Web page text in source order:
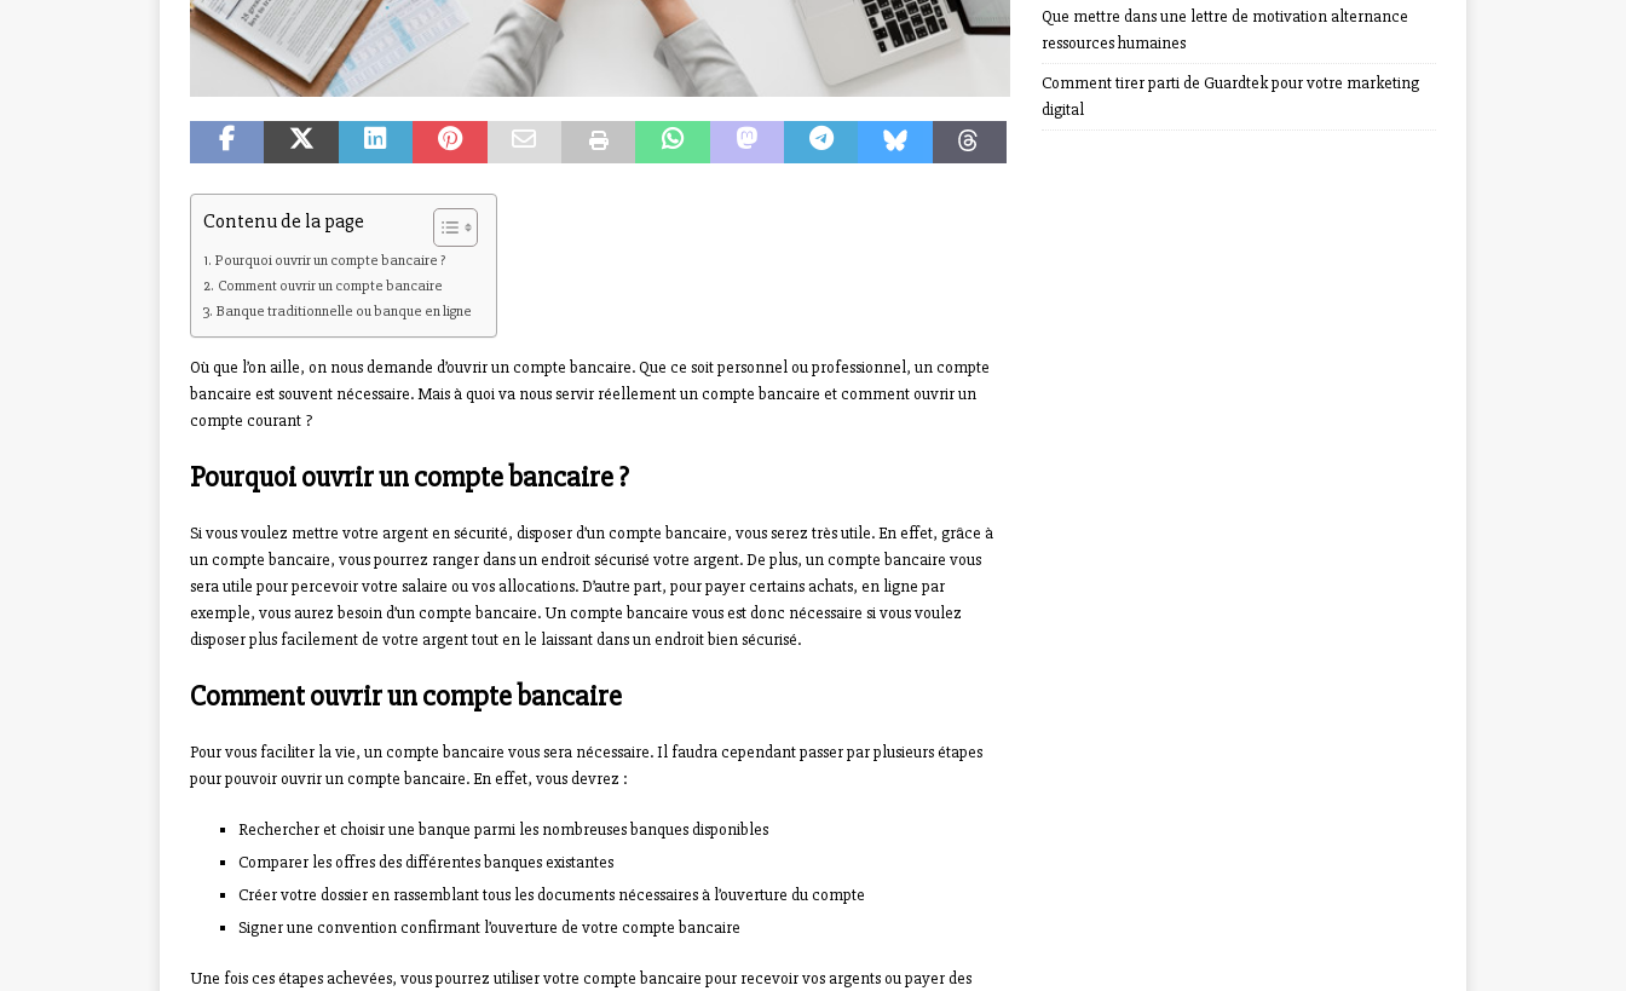
Contenu de la page
Pourquoi ouvrir un compte bancaire ?
Comment ouvrir un compte bancaire
Banque traditionnelle ou banque en ligne
Où que l’on aille, on nous demande d’ouvrir un compte bancaire. Que ce soit personnel ou professionnel, un compte
bancaire est souvent nécessaire. Mais à quoi va nous servir réellement un compte bancaire et comment ouvrir un
compte courant ?
Pourquoi ouvrir un compte bancaire ?
Si vous voulez mettre votre argent en sécurité, disposer d’un compte bancaire, vous serez très utile. En effet, grâce à
un compte bancaire, vous pourrez ranger dans un endroit sécurisé votre argent. De plus, un compte bancaire vous
sera utile pour percevoir votre salaire ou vos allocations. D’autre part, pour payer certains achats, en ligne par
exemple, vous aurez besoin d’un compte bancaire. Un compte bancaire vous est donc nécessaire si vous voulez
disposer plus facilement de votre argent tout en le laissant dans un endroit bien sécurisé.
Comment ouvrir un compte bancaire
Pour vous faciliter la vie, un compte bancaire vous sera nécessaire. Il faudra cependant passer par plusieurs étapes
pour pouvoir ouvrir un compte bancaire. En effet, vous devrez :
Rechercher et choisir une banque parmi les nombreuses banques disponibles
Comparer les offres des différentes banques existantes
Créer votre dossier en rassemblant tous les documents nécessaires à l’ouverture du compte
Signer une convention confirmant l’ouverture de votre compte bancaire
Une fois ces étapes achevées, vous pourrez utiliser votre compte bancaire pour recevoir vos argents ou payer des
Que mettre dans une lettre de motivation alternance
ressources humaines
Comment tirer parti de Guardtek pour votre marketing
digital